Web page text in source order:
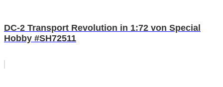
DC-2 Transport Revolution in 1:72 von Special
Hobby #SH72511